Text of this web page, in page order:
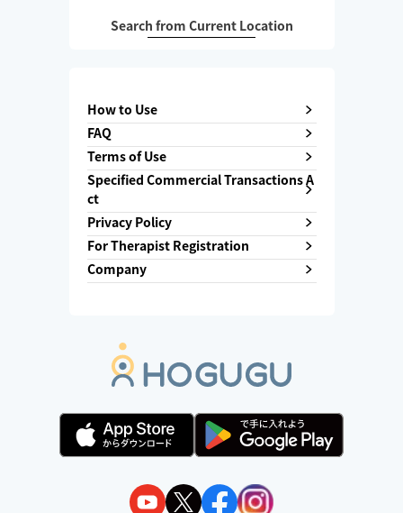
Search from Current Location
How to Use
FAQ
Terms of Use
Specified Commercial Transactions A
ct
Privacy Policy
For Therapist Registration
Company